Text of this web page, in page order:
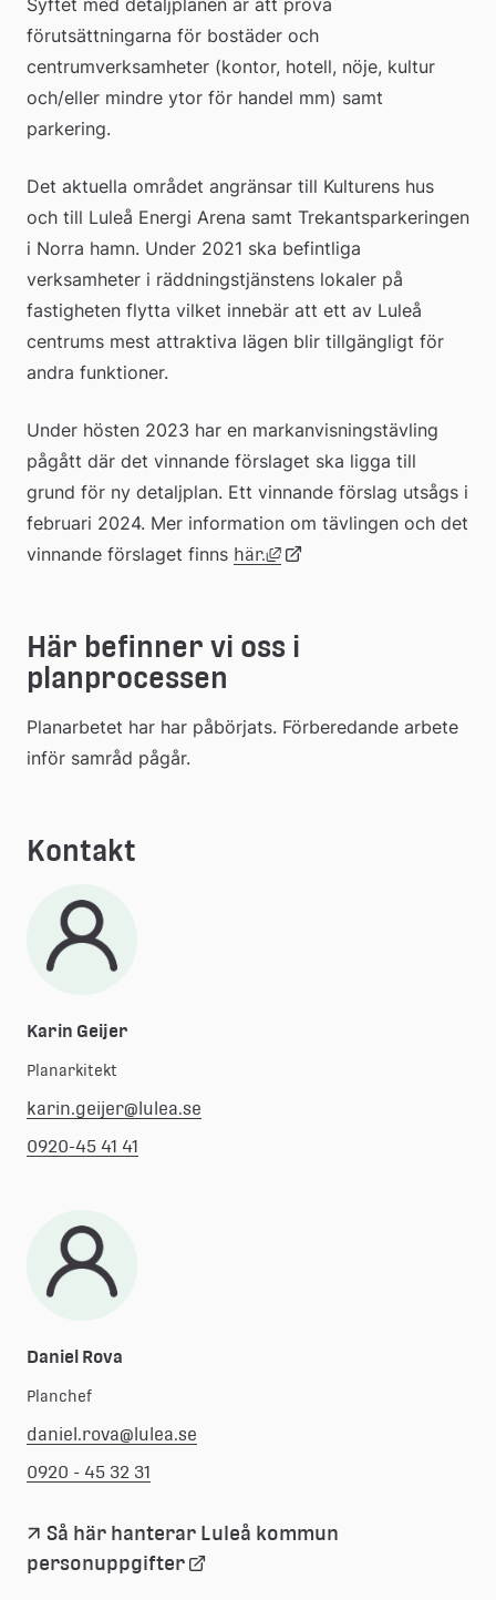
Syftet med detaljplanen är att pröva
förutsättningarna för bostäder och
centrumverksamheter (kontor, hotell, nöje, kultur
och/eller mindre ytor för handel mm) samt
parkering.
Det aktuella området angränsar till Kulturens hus
och till Luleå Energi Arena samt Trekantsparkeringen
i Norra hamn. Under 2021 ska befintliga
verksamheter i räddningstjänstens lokaler på
fastigheten flytta vilket innebär att ett av Luleå
centrums mest attraktiva lägen blir tillgängligt för
andra funktioner.
Under hösten 2023 har en markanvisningstävling
pågått där det vinnande förslaget ska ligga till
grund för ny detaljplan. Ett vinnande förslag utsågs i
februari 2024. Mer information om tävlingen och det
vinnande förslaget finns här. Länk till annan
Länk
webbplats
Här befinner vi oss i
planprocessen
Planarbetet har har påbörjats. Förberedande arbete
inför samråd pågår.
Kontakt
Karin Geijer
Planarkitekt
karin.geijer@lulea.se
0920-45 41 41
Daniel Rova
Planchef
daniel.rova@lulea.se
0920 - 45 32 31
Så här hanterar Luleå kommun
personuppgifterLänk